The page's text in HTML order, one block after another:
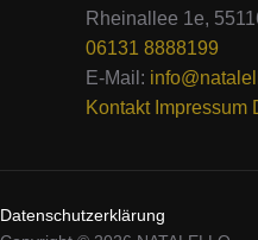
Rheinallee 1e,
06131 8888199
E-Mail:
Kontakt Impressum
Datenschutzerklärung